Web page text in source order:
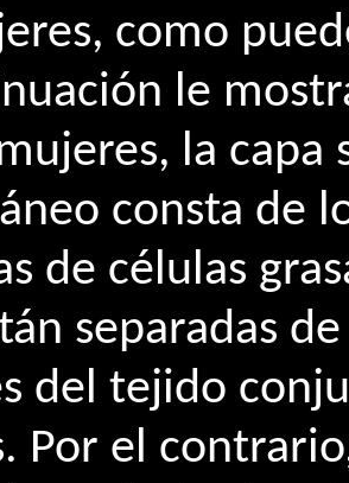
como
le
la
consta de
de células
separadas
del tejido
Por el